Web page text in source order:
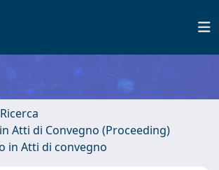
Atti di Convegno (Proceeding)
in Atti di convegno